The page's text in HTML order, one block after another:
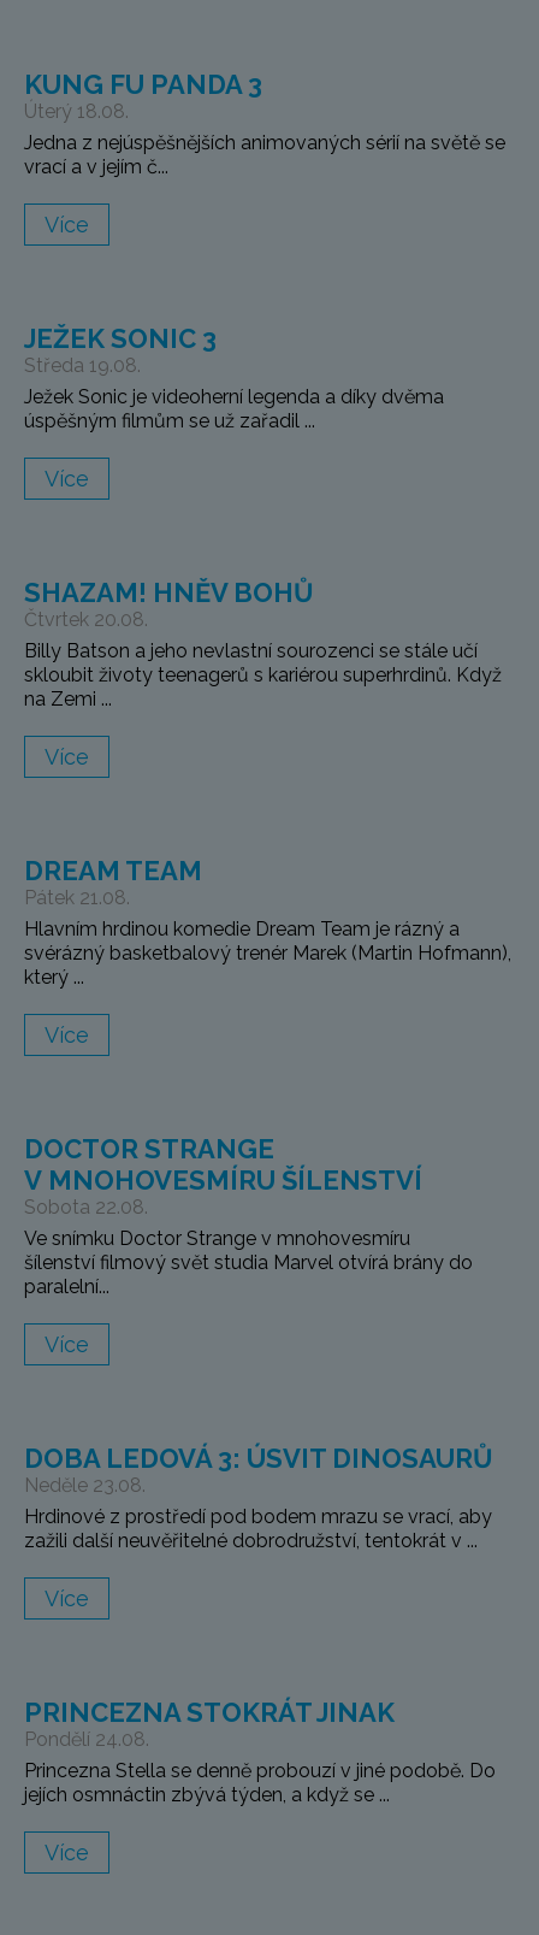
KUNG FU PANDA 3
Úterý 18.08.
Jedna z nejúspěšnějších animovaných sérií na světě se
vrací a v jejím č...
Více
JEŽEK SONIC 3
Středa 19.08.
Ježek Sonic je videoherní legenda a díky dvěma
úspěšným filmům se už zařadil ...
Více
SHAZAM! HNĚV BOHŮ
Čtvrtek 20.08.
Billy Batson a jeho nevlastní sourozenci se stále učí
skloubit životy teenagerů s kariérou superhrdinů. Když
na Zemi ...
Více
DREAM TEAM
Pátek 21.08.
Hlavním hrdinou komedie Dream Team je rázný a
svérázný basketbalový trenér Marek (Martin Hofmann),
který ...
Více
DOCTOR STRANGE
V MNOHOVESMÍRU ŠÍLENSTVÍ
Sobota 22.08.
Ve snímku Doctor Strange v mnohovesmíru
šílenství filmový svět studia Marvel otvírá brány do
paralelní...
Více
DOBA LEDOVÁ 3: ÚSVIT DINOSAURŮ
Neděle 23.08.
Hrdinové z prostředí pod bodem mrazu se vrací, aby
zažili další neuvěřitelné dobrodružství, tentokrát v ...
Více
PRINCEZNA STOKRÁT JINAK
Pondělí 24.08.
Princezna Stella se denně probouzí v jiné podobě. Do
jejích osmnáctin zbývá týden, a když se ...
Více